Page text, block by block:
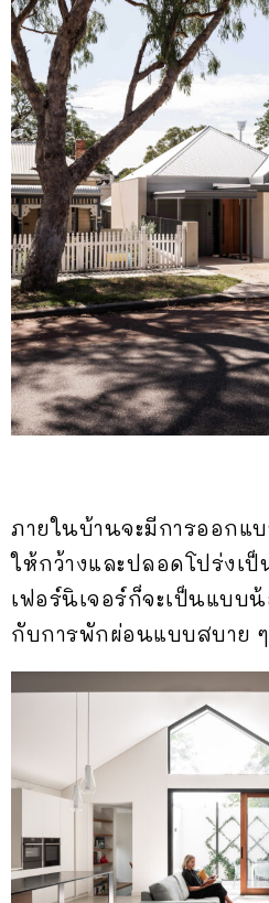
ภายในบ้านจะมีการออก
ให้กว้างและปลอดโปร่งเ
เฟอร์นิเจอร์ก็จะเป็นแบบ
กับการพักผ่อนแบบสบาย ๆ